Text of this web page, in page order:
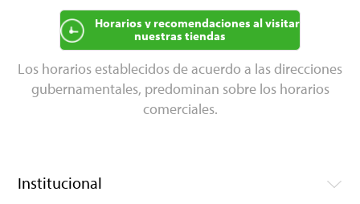
Horarios y recomendaciones al visitar
nuestras tiendas
Los horarios establecidos de acuerdo a las direcciones
gubernamentales, predominan sobre los horarios
comerciales.
Institucional